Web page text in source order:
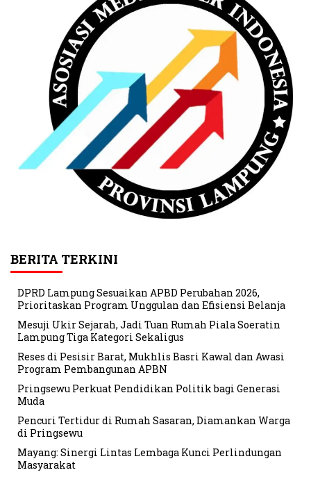
BERITA TERKINI
DPRD Lampung Sesuaikan APBD Perubahan 2026,
Prioritaskan Program Unggulan dan Efisiensi Belanja
Mesuji Ukir Sejarah, Jadi Tuan Rumah Piala Soeratin
Lampung Tiga Kategori Sekaligus
Reses di Pesisir Barat, Mukhlis Basri Kawal dan Awasi
Program Pembangunan APBN
Pringsewu Perkuat Pendidikan Politik bagi Generasi
Muda
Pencuri Tertidur di Rumah Sasaran, Diamankan Warga
di Pringsewu
Mayang: Sinergi Lintas Lembaga Kunci Perlindungan
Masyarakat